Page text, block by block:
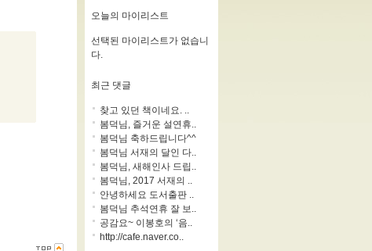
오늘의 마이리스트
선택된 마이리스트가 없습니
다.
최근 댓글
찾고 있던 책이네요. ..
봄덕님, 즐거운 설연휴..
봄덕님 축하드립니다^^
봄덕님 서재의 달인 다..
봄덕님, 새해인사 드립..
봄덕님, 2017 서재의 ..
안녕하세요 도서출판 ..
봄덕님 추석연휴 잘 보..
공감요~ 이봉호의 ‘음..
http://cafe.naver.co..